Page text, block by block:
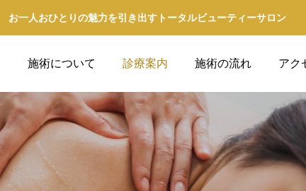
お一人おひとりの魅力を引き出すトータルビューティーサロン
施術について 診療案内 施術の流れ アク